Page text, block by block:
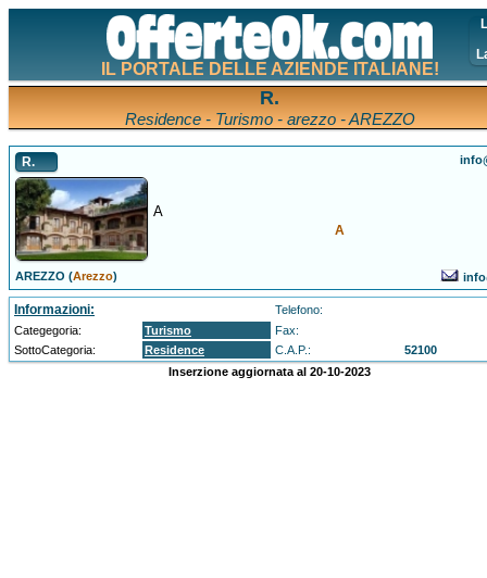
IL PORTALE DELLE AZIENDE ITALIANE!
R.
Residence - Turismo - arezzo - AREZZO
R.
A
A
AREZZO (Arezzo)
Informazioni:
Telefono:
Categegoria:
Turismo
Fax:
SottoCategoria:
Residence C.A.P.:
52100
Inserzione aggiornata al 20-10-2023